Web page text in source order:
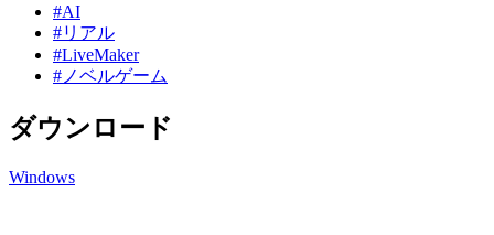
#AI
#リアル
#LiveMaker
#ノベルゲーム
ダウンロード
Windows